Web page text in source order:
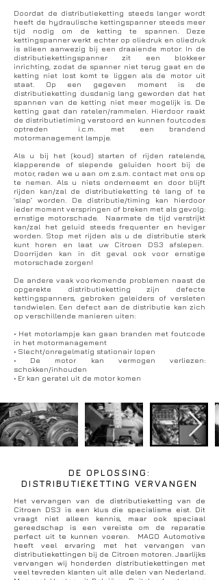
Doordat de distributieketting steeds langer wordt
heeft de hydraulische kettingspanner steeds meer
tijd nodig om de ketting te spannen. Deze
kettingspanner werkt echter op oliedruk en oliedruk
is alleen aanwezig bij een draaiende motor. In de
distributiekettingspanner zit een blokkeer
inrichting, zodat de spanner niet terug gaat en de
ketting niet lost komt te liggen als de motor uit
staat. Op een gegeven moment is de
distributieketting dusdanig lang geworden dat het
spannen van de ketting niet meer mogelijk is. De
ketting gaat dan ratelen/rammelen. Hierdoor raakt
de distributietiming verstoord en kunnen foutcodes
optreden i.c.m. met een brandend
motormanagement lampje.
Als u bij het (koud) starten of rijden ratelende,
klapperende of slepende geluiden hoort bij de
motor, raden we u aan om z.s.m. contact met ons op
te nemen. Als u niets onderneemt en door blijft
rijden kan/zal de distributieketting té lang of te
‘slap’ worden. De distributie/timing kan hierdoor
ieder moment verspringen of breken met als gevolg:
ernstige motorschade. Naarmate de tijd verstrijkt
kan/zal het geluid steeds frequenter en heviger
worden. Stop met rijden als u de distributie sterk
kunt horen en laat uw Citroen DS3 afslepen.
Doorrijden kan in dit geval ook voor ernstige
motorschade zorgen!
De andere vaak voorkomende problemen naast de
opgerekte distributieketting zijn defecte
kettingspanners, gebroken geleiders of versleten
tandwielen. Een defect aan de distributie kan zich
op verschillende manieren uiten:
• Het motorlampje kan gaan branden met foutcode
in het motormanagement
• Slecht/onregelmatig stationair lopen
• De motor kan vermogen verliezen:
schokken/inhouden
• Er kan geratel uit de motor komen
DE OPLOSSING:
DISTRIBUTIEKETTING VERVANGEN
Het vervangen van de distributieketting van de
Citroen DS3 is een klus die specialisme eist. Dit
vraagt niet alleen kennis, maar ook speciaal
gereedschap is een vereiste om de reparatie
perfect uit te kunnen voeren. MAGO Automotive
heeft veel ervaring met het vervangen van
distributiekettingen bij de Citroen motoren. Jaarlijks
vervangen wij honderden distributiekettingen met
veel tevreden klanten uit alle delen van Nederland.